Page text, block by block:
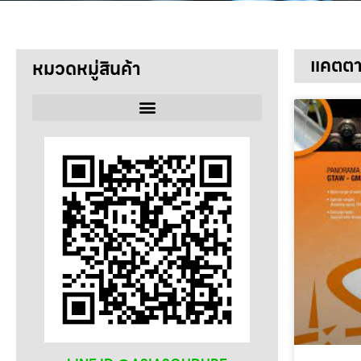
หมวดหมู่สินค้า
ลวดเชื่อม
SELECTARC
WELDRITE
แคตต